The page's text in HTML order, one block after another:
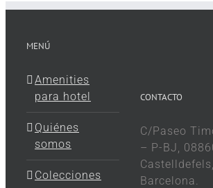
MENÚ
Amenities
para hotel
Quiénes
somos
Colecciones
CONTACTO
C/Paseo
– P-BJ,
Castelldefels,
Barcelona.